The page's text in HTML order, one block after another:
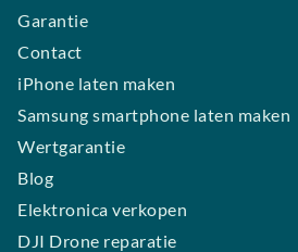
Garantie
Contact
iPhone laten maken
Samsung smartphone laten maken
Wertgarantie
Blog
Elektronica verkopen
DJI Drone reparatie